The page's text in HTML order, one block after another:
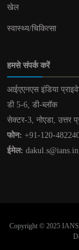
खेल
स्वास्थ्य/चिकित्सा
हमसे संपर्क करें
आईएएनएस इंडिया
डी 5-6, डी-ब्लॉक
सेक्टर-3, नोएडा, उत्तर
फोन: +91-120-
ईमेल:
Copyright © 2025 IANS